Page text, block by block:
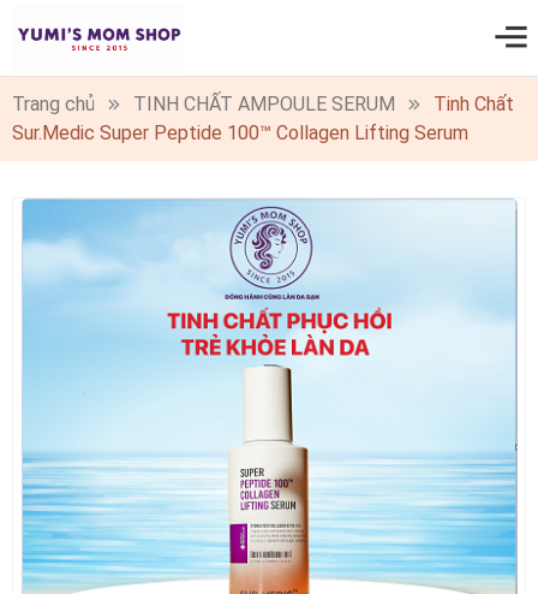
0
Trang chủ TINH CHẤT AMPOULE SERUM
Tinh Chất
Sur.Medic Super Peptide 100™ Collagen Lifting Serum